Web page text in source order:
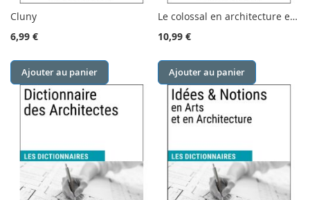
Cluny
6,99 €
Ajouter au panier
Le colossal en architecture et en art
10,99 €
Ajouter au panier